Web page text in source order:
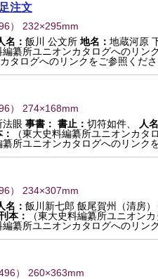
注文
） 232×295mm
名： 飯川 公文所 地名： 地蔵河原
編纂所ユニオンカタログへのリン
タログへのリンクをご参照くださ
） 274×168mm
法眼 事書： 書止： 切符如件、 人
（東大史料編纂所ユニオンカタ
纂所ユニオンカタログへのリンク
） 234×307mm
名： 飯川新七郎 飯尾賀州（清房
本：
（東大史料編纂所ユニオン
編纂所ユニオンカタログへのリン
） 260×363mm